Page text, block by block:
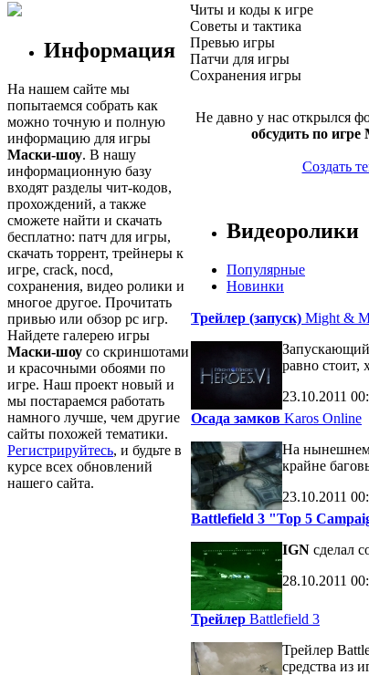
Информация
На нашем сайте мы
попытаемся собрать как
можно точную и полную
информацию для игры
Маски-шоу. В нашу
информационную базу
входят разделы чит-кодов,
прохождений, а также
сможете найти и скачать
бесплатно: патч для игры,
скачать торрент, трейнеры к
игре, crack, nocd,
сохранения, видео ролики и
многое другое. Прочитать
привью или обзор pc игр.
Найдете галерею игры
Маски-шоу со скриншотами
и красочными обоями по
игре. Наш проект новый и
мы постараемся работать
намного лучше, чем другие
сайты похожей тематики.
Регистрируйтесь, и будьте в
курсе всех обновлений
нашего сайта.
Читы и коды к игре
Советы и тактика
Превью игры
Патчи для игры
Сохранения игры
Не давно у нас открылся
обсудить по
Создать
Видеоролики
Популярные
Новинки
Трейлер (запуск) Might &
Запускающий
равно стоит,
23.10.2011
Осада замков Karos Online
На нынешнем
крайне
23.10.2011
Battlefield 3 "Top 5
IGN сделал
28.10.2011
Трейлер Battlefield 3
Трейлер
средства из